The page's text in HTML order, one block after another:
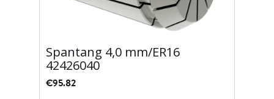
Spantang 4,0 mm/ER16
42426040
€95.82